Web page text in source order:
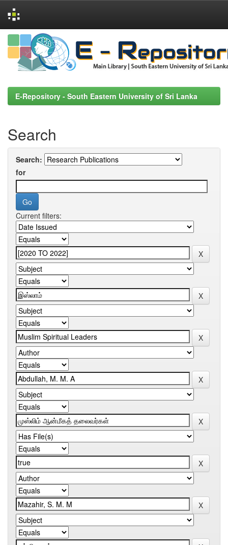
Skip
navigation
E-Repository - South Eastern University of Sri Lanka
Search
Search:
for
Current filters: